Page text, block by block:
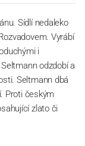
Sídlí nedaleko
Vyrábí
i
odzdobí a
Seltmann dbá
Proti českým
zlato či